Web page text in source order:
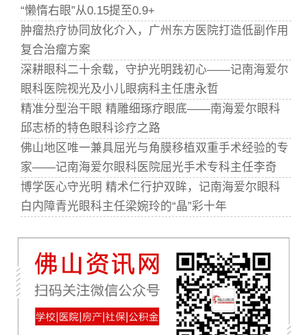
“懒惰右眼”从0.15提至0.9+
肿瘤热疗协同放化介入，广州东方医院打造低副作用
复合治瘤方案
深耕眼科二十余载，守护光明践初心——记南海爱尔
眼科医院视光及小儿眼病科主任唐永哲
精准分型治干眼 精雕细琢疗眼底——南海爱尔眼科
邱志桥的特色眼科诊疗之路
佛山地区唯一兼具屈光与角膜移植双重手术经验的专
家——记南海爱尔眼科医院屈光手术专科主任李奇
博学医心守光明 精术仁行护双眸，记南海爱尔眼科
白内障青光眼科主任梁婉玲的“晶”彩十年